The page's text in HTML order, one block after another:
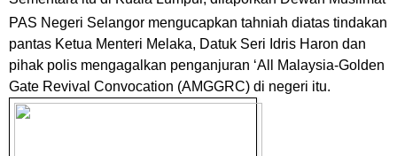
PAS Negeri Selangor mengucapkan tahniah diatas tindakan
pantas Ketua Menteri Melaka, Datuk Seri Idris Haron dan
pihak polis mengagalkan penganjuran ‘All Malaysia-Golden
Gate Revival Convocation (AMGGRC) di negeri itu.